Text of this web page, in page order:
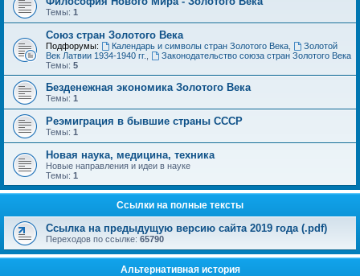
Темы: 1
Cоюз стран Золотого Века
Подфорумы: Календарь и символы стран Золотого Века,
Золотой
Век Латвии 1934-1940 гг.
Законодательство союза стран Золотого Века
Темы: 5
Безденежная экономика Золотого Века
Темы: 1
Реэмиграция в бывшие страны СССР
Темы: 1
Новая наука, медицина, техника
Новые направления и идеи в науке
Темы: 1
Ссылки на полные тексты
Ссылка на предыдущую версию сайта 2019 года (.pdf)
Переходов по ссылке: 65790
Альтернативная история